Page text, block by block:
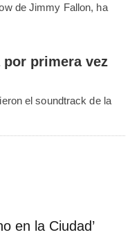
de Jimmy Fallon, ha
por primera vez
el soundtrack de la
en la Ciudad’